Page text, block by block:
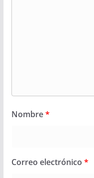
Nombre*
Correo electrónico *